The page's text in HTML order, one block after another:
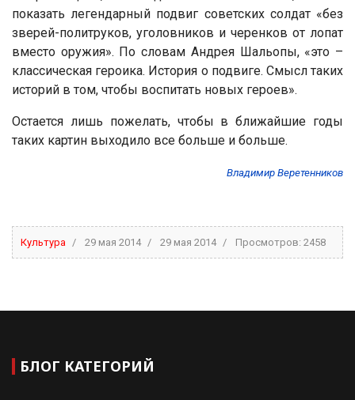
показать легендарный подвиг советских солдат «без
зверей-политруков, уголовников и черенков от лопат
вместо оружия». По словам Андрея Шальопы, «это –
классическая героика. История о подвиге. Смысл таких
историй в том, чтобы воспитать новых героев».
Остается лишь пожелать, чтобы в ближайшие годы
таких картин выходило все больше и больше.
Владимир Веретенников
Культура 29 мая 2014 29 мая 2014 Просмотров: 2458
БЛОГ КАТЕГОРИЙ